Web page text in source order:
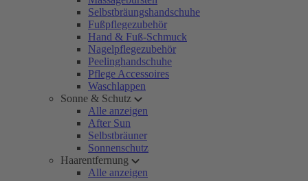
Selbstbräungshandschuhe
Fußpflegezubehör
Hand & Fuß-Schmuck
Nagelpflegezubehör
Peelinghandschuhe
Pflege Accessoires
Waschlappen
Sonne & Schutz
Alle anzeigen
After Sun
Selbstbräuner
Sonnenschutz
Haarentfernung
Alle anzeigen